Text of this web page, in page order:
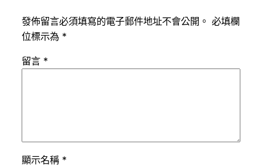
發佈留言必須填寫的電子郵件地址不會公開。 必填欄
位標示為 *
留言 *
顯示名稱 *